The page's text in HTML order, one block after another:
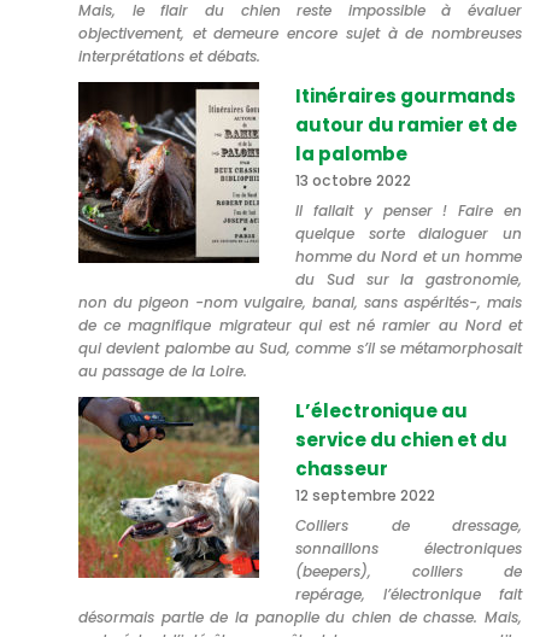
Mais, le flair du chien reste impossible à évaluer
objectivement, et demeure encore sujet à de nombreuses
interprétations et débats.
Itinéraires gourmands
autour du ramier et de
la palombe
13 octobre 2022
Il fallait y penser ! Faire en
quelque sorte dialoguer un
homme du Nord et un homme
du Sud sur la gastronomie,
non du pigeon -nom vulgaire, banal, sans aspérités-, mais
de ce magnifique migrateur qui est né ramier au Nord et
qui devient palombe au Sud, comme s’il se métamorphosait
au passage de la Loire.
L’électronique au
service du chien et du
chasseur
12 septembre 2022
Colliers de dressage,
sonnaillons électroniques
(beepers), colliers de
repérage, l’électronique fait
désormais partie de la panoplie du chien de chasse. Mais,